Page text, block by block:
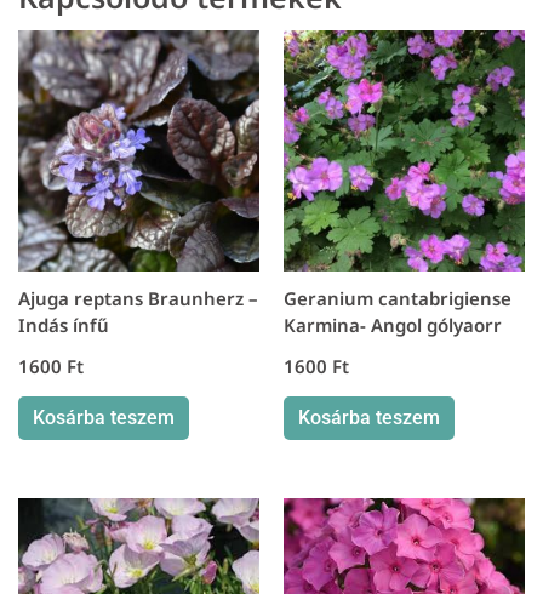
mennyiség
Ajuga reptans Braunherz –
Indás ínfű
1600 Ft
Kosárba teszem
Geranium cantabrigiense
Karmina- Angol gólyaorr
1600 Ft
Kosárba teszem